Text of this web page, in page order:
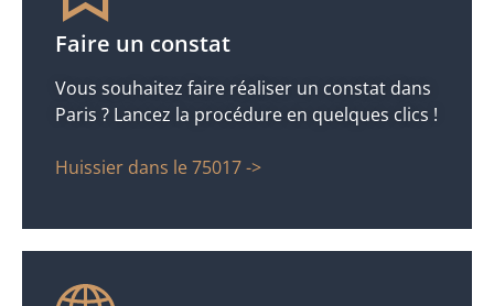
Faire un constat
Vous souhaitez faire réaliser un constat dans
Paris ? Lancez la procédure en quelques clics !
Huissier dans le 75017 ->